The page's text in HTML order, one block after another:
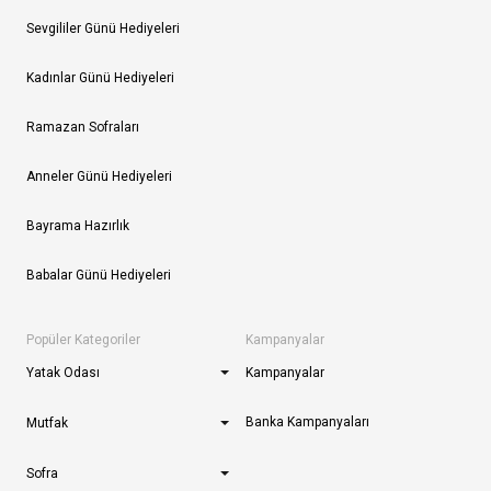
Sevgililer Günü Hediyeleri
Kadınlar Günü Hediyeleri
Ramazan Sofraları
Anneler Günü Hediyeleri
Bayrama Hazırlık
Babalar Günü Hediyeleri
Popüler Kategoriler
Yatak Odası
Mutfak
Sofra
Kampanyalar
Kampanyalar
Banka Kampanyaları